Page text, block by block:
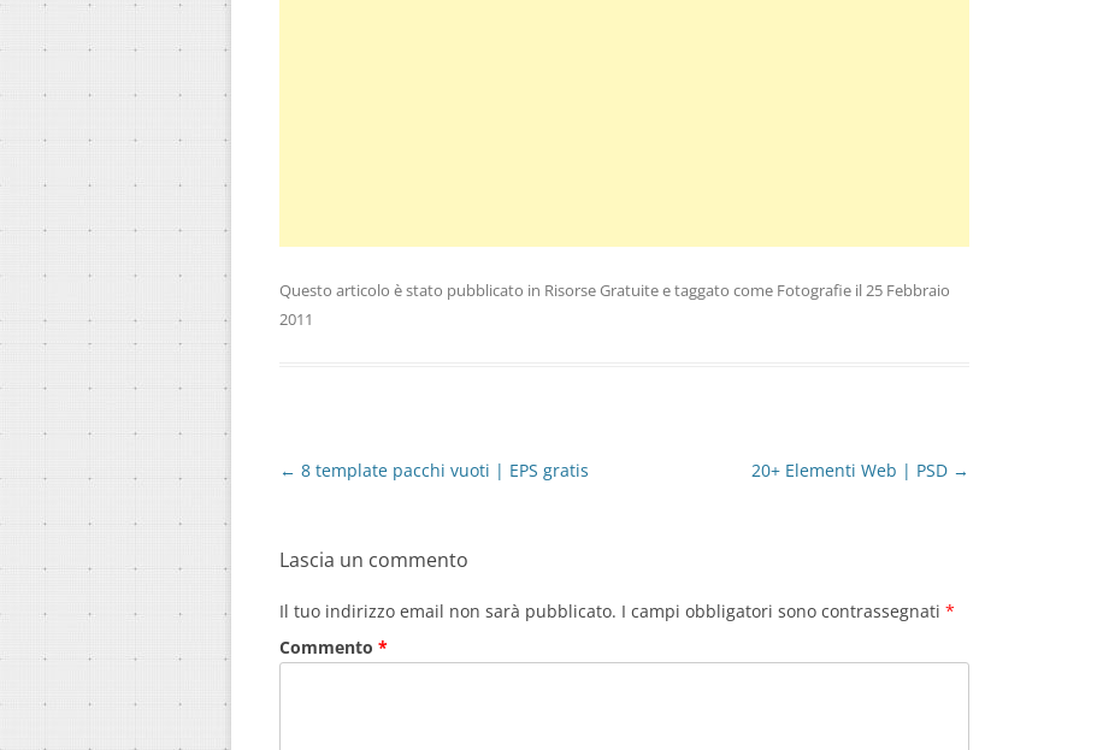
Questo articolo è stato pubblicato in Risorse Gratuitee taggato come Fotografie il25 Febbraio
2011
Navigazione
articolo
← 8 template pacchi vuoti | EPS gratis 20+ Elementi Web | PSD →
Lascia un commento
Il tuo indirizzo email non sarà pubblicato. I campi obbligatori sono contrassegnati *
Commento *